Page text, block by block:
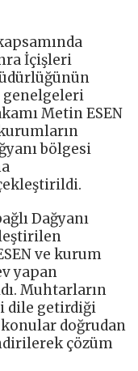
İçişleri
genelgeleri
Metin ESEN
bölgesi
Dağyanı
ve kurum
yapan
Muhtarların
dile getirdiği
doğrudan
çözüm